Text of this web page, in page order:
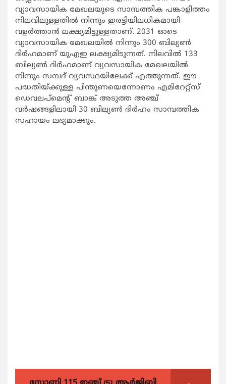
വ്യാവസായിക മേഖലയുടെ സാമ്പത്തിക പങ്കാളിത്തം
നിലവിലുള്ളതില്‍ നിന്നും ഇരട്ടിയിലധികമായി
വളര്‍ത്താന്‍ ലക്ഷ്യമിട്ടുള്ളതാണ്. 2031 ഓടെ
വ്യാവസായിക മേഖലയില്‍ നിന്നും 300 ബില്യണ്‍
ദിര്‍ഹമാണ് യുഎഇ ലക്ഷ്യമിടുന്നത്. നിലവില്‍ 133
ബില്യണ്‍ ദിര്‍ഹമാണ് വ്യവസായിക മേഖലയില്‍
നിന്നും സമ്പദ് വ്യവസ്ഥയിലേക്ക് എത്തുന്നത്. ഈ
പദ്ധതിയ്ക്കുള്ള പിന്തുണയെന്നോണം എമിറേറ്റ്‌സ്
ഡെവലപ്‌മെന്റ് ബാങ്ക് അടുത്ത അഞ്ച്
വര്‍ഷങ്ങളിലായി 30 ബില്യണ്‍ ദിര്‍ഹം സാമ്പത്തിക
സഹായം ലഭ്യമാക്കും.